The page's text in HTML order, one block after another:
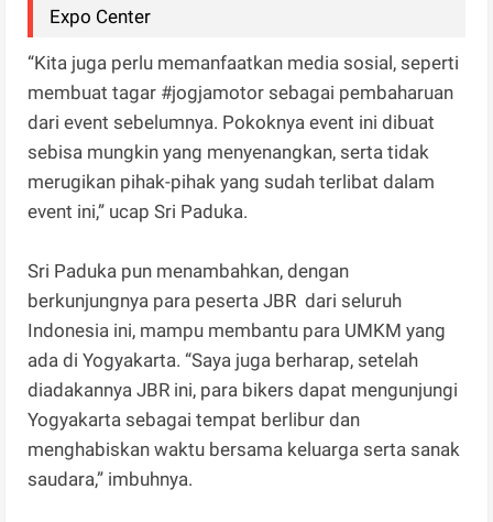
Expo Center
“Kita juga perlu memanfaatkan media sosial, seperti
membuat tagar #jogjamotor sebagai pembaharuan
dari event sebelumnya. Pokoknya event ini dibuat
sebisa mungkin yang menyenangkan, serta tidak
merugikan pihak-pihak yang sudah terlibat dalam
event ini,” ucap Sri Paduka.
Sri Paduka pun menambahkan, dengan
berkunjungnya para peserta JBR dari seluruh
Indonesia ini, mampu membantu para UMKM yang
ada di Yogyakarta. “Saya juga berharap, setelah
diadakannya JBR ini, para bikers dapat mengunjungi
Yogyakarta sebagai tempat berlibur dan
menghabiskan waktu bersama keluarga serta sanak
saudara,” imbuhnya.